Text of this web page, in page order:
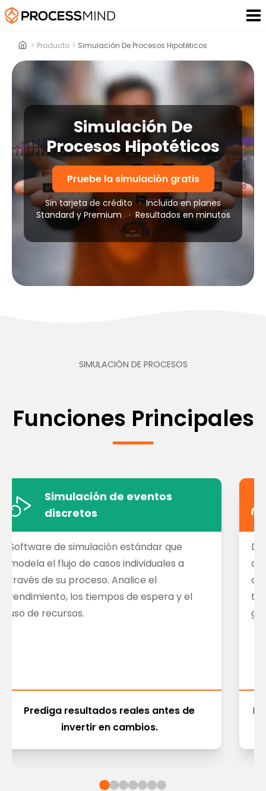
> Producto > Simulación De Procesos Hipotéticos
Simulación De
Procesos Hipotéticos
Pruebe la simulación gratis
Sin tarjeta de crédito · Incluido en planes
Standard y Premium
· Resultados en minutos
SIMULACIÓN DE PROCESOS
Funciones Principales
Simulación de eventos
discretos
Software de simulación estándar que
modela el flujo de casos individuales a
través de su proceso. Analice el
rendimiento, los tiempos de espera y el
uso de recursos.
Prediga resultados reales antes de
invertir en cambios.